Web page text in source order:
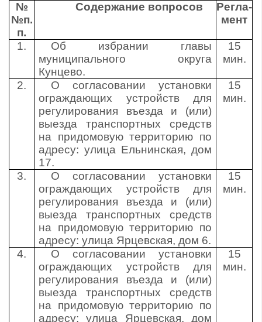
№
№п.
п.
Содержание вопросов
Регла-
мент
1.
Об избрании главы
муниципального округа
Кунцево.
15
мин.
2.
О согласовании установки
ограждающих устройств для
регулирования въезда и (или)
выезда транспортных средств
на придомовую территорию по
адресу: улица Ельнинская, дом
17.
15
мин.
3.
О согласовании установки
ограждающих устройств для
регулирования въезда и (или)
выезда транспортных средств
на придомовую территорию по
адресу: улица Ярцевская, дом 6.
15
мин.
4.
О согласовании установки
ограждающих устройств для
регулирования въезда и (или)
выезда транспортных средств
на придомовую территорию по
адресу: улица Ярцевская, дом
15
мин.